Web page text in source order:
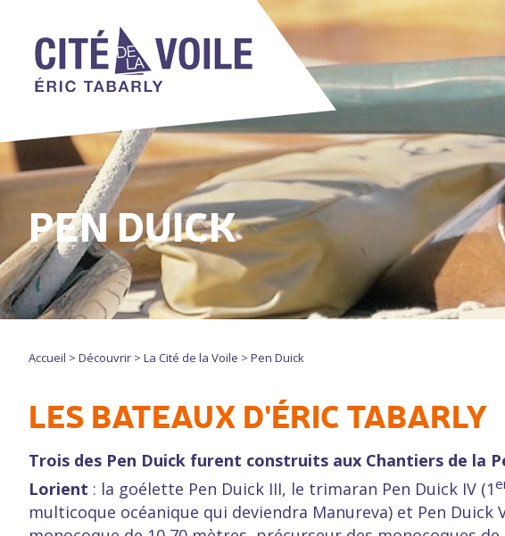
PEN DUICK
Accueil > Découvrir > La Cité de la Voile > Pen Duick
LES BATEAUX D'ÉRIC TABARLY
Trois des Pen Duick furent construits aux Chantiers de la
Lorient : la goélette Pen Duick III, le trimaran Pen Duick IV (1
multicoque océanique qui deviendra Manureva) et Pen Duick